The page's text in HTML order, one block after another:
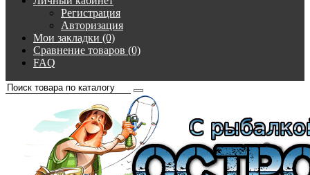
Регистрация
Авторизация
Мои закладки (0)
Сравнение товаров (0)
FAQ